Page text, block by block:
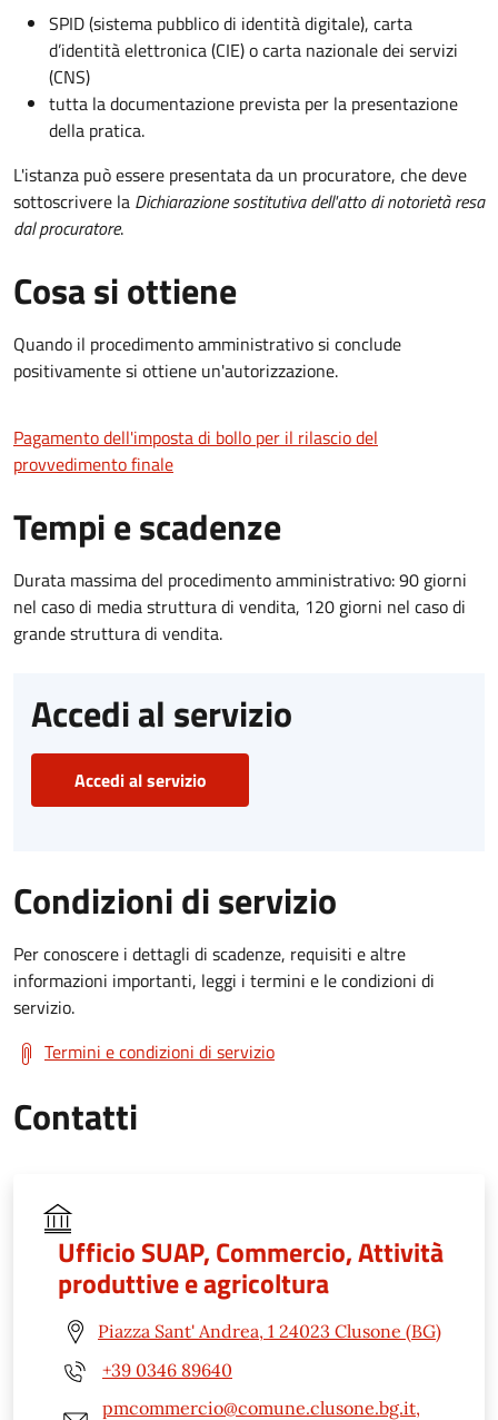
SPID (sistema pubblico di identità digitale), carta
d’identità elettronica (CIE) o carta nazionale dei servizi
(CNS)
tutta la documentazione prevista per la presentazione
della pratica.
L'istanza può essere presentata da un procuratore, che deve
sottoscrivere la Dichiarazione sostitutiva dell'atto di notorietà resa
dal procuratore.
Cosa si ottiene
Quando il procedimento amministrativo si conclude
positivamente si ottiene un'autorizzazione.
Pagamento dell'imposta di bollo per il rilascio del
provvedimento finale
Tempi e scadenze
Durata massima del procedimento amministrativo: 90 giorni
nel caso di media struttura di vendita, 120 giorni nel caso di
grande struttura di vendita.
Accedi al servizio
Accedi al servizio
Condizioni di servizio
Per conoscere i dettagli di scadenze, requisiti e altre
informazioni importanti, leggi i termini e le condizioni di
servizio.
Termini e condizioni di servizio
Contatti
Ufficio SUAP, Commercio, Attività
produttive e agricoltura
Piazza Sant' Andrea, 1 24023 Clusone (BG)
+39 0346 89640
pmcommercio@comune.clusone.bg.it,